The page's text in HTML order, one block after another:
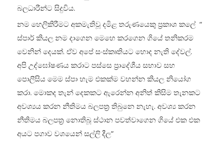
බලධාරීන්ට සිදුවිය.
නම හෙලිකිරීමට අකමැතිවූ දමිළ තරුණයෙකු ප්‍රකාශ කලේ “
ස්පාර් කියල නම දාගෙන මෙහෙ කරගෙන ගියේ තනිකරම
වෙනින් දෙයක්. ඒව අපේ සංස්කෘතියට හොද නැති දේවල්.
අපි උද්ඝෝෂණය කරාට පස්සෙ ප්‍රාදේශීය සභාව සහ
පොලීසිය මෙම ස්පා හැම එකක්ම වහන්න කියල නියෝග
කරා. මොකද තැන් දෙකකට ඇරෙන්න අනිත් කිසිම තැනකට
අවශ්‍යය කරන නීතිමය බලපත්‍ර තිබුනෙ නැහැ. අවශ්‍ය කරන
නීතිමය බලපත්‍ර නොතිබූ ස්ථාන පවත්වාගෙන ගියේ එක එක
අයට පගාව වශයෙන් සල්ලි දීල”